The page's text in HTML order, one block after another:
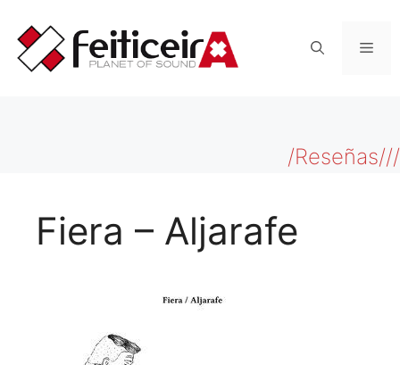
contenido
/Reseñas///
Fiera – Aljarafe